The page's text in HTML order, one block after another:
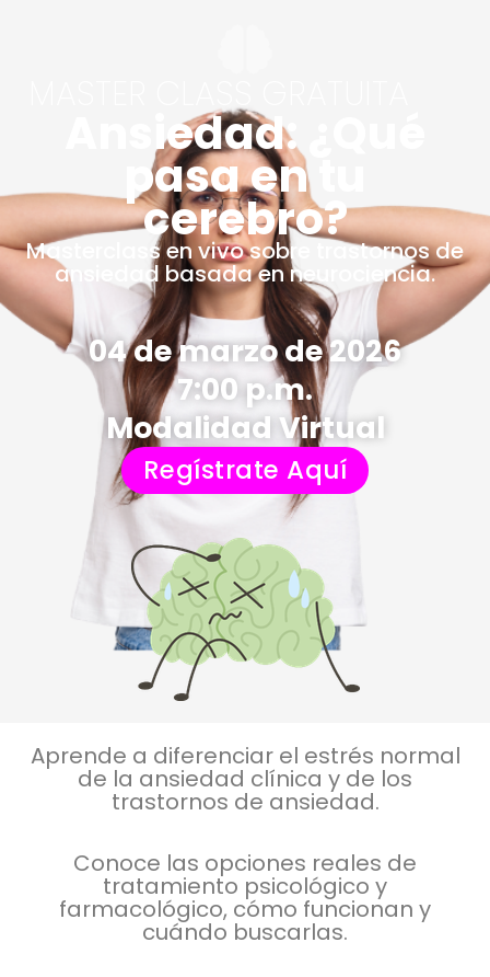
Ansiedad: ¿Qué
pasa en tu
cerebro?
Masterclass en vivo sobre trastornos de
ansiedad basada en neurociencia.
04 de marzo de 2026
7:00 p.m.
Modalidad Virtual
Regístrate Aquí
Aprende a diferenciar el estrés normal
de la ansiedad clínica y de los
trastornos de ansiedad.
Conoce las opciones reales de
tratamiento psicológico y
farmacológico, cómo funcionan y
cuándo buscarlas.